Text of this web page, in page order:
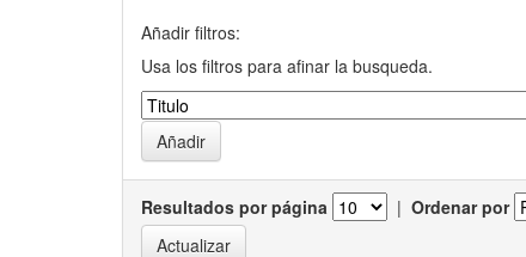
Añadir filtros:
Usa los filtros para afinar la busqueda.
Resultados por página | Ordenar por